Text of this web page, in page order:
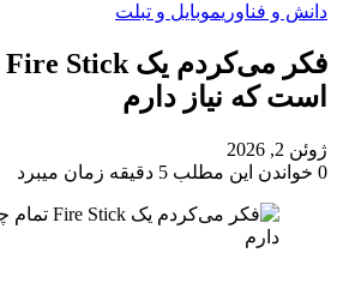
دانش و فناوریموبایل و تبلت
است که نیاز دارم
ژوئن 2, 2026
0 خواندن این مطلب 5 دقیقه زمان میبرد